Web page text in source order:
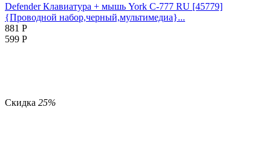
Defender Клавиатура + мышь York C-777 RU [45779]
{Проводной набор,черный,мультимедиа}...
881 Р
599 Р
Скидка 25%